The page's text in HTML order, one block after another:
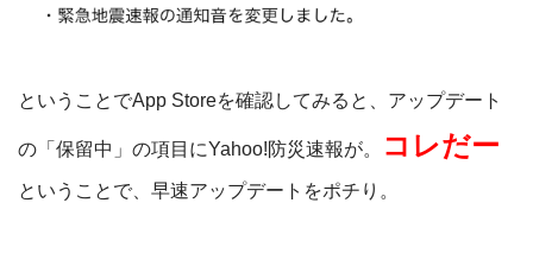
ということでApp Storeを確認してみると、アップデート
の「保留中」の項目にYahoo!防災速報が。 コレだー
ということで、早速アップデートをポチり。